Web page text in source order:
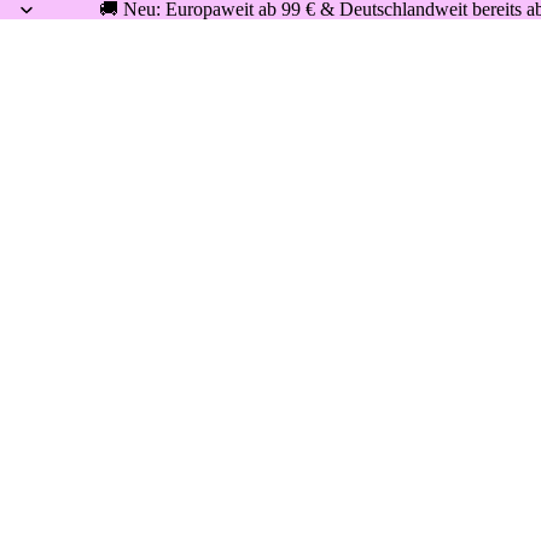
🚚 Neu: Europaweit ab 99 € & Deutschlandweit bereits